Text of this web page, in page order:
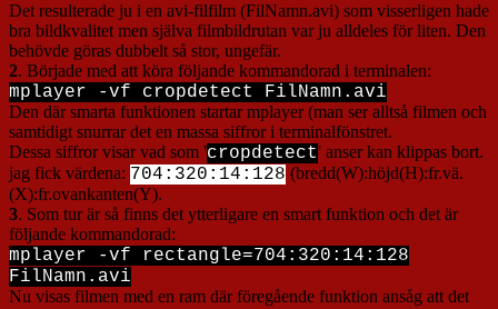
Det resulterade ju i en avi-filfilm (FilNamn.avi) som visserligen hade
bra bildkvalitet men själva filmbildrutan var ju alldeles för liten. Den
behövde göras dubbelt så stor, ungefär.
2. Började med att köra följande kommandorad i terminalen:
mplayer -vf cropdetect FilNamn.avi
Den där smarta funktionen startar mplayer (man ser alltså filmen och
samtidigt snurrar det en massa siffror i terminalfönstret.
Dessa siffror visar vad som 'cropdetect' anser kan klippas bort.
jag fick värdena: 704:320:14:128 (bredd(W):höjd(H):fr.vä.
(X):fr.ovankanten(Y).
3. Som tur är så finns det ytterligare en smart funktion och det är
följande kommandorad:
mplayer -vf rectangle=704:320:14:128
FilNamn.avi
Nu visas filmen med en ram där föregående funktion ansåg att det